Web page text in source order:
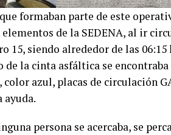
formaban parte de este
de la SEDENA, al ir
siendo alrededor de las 06:15
de la cinta asfáltica se
azul, placas de circulación
ayuda.
persona se acercaba, se